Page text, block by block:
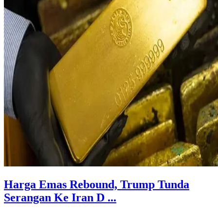
Harga Emas Rebound, Trump Tunda
Serangan Ke Iran D ...